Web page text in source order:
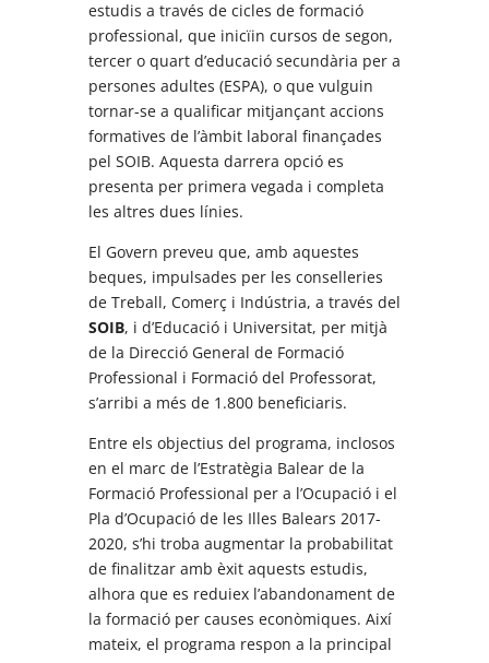
estudis a través de cicles de formació
professional, que inicïin cursos de segon,
tercer o quart d’educació secundària per a
persones adultes (ESPA), o que vulguin
tornar-se a qualificar mitjançant accions
formatives de l’àmbit laboral finançades
pel SOIB. Aquesta darrera opció es
presenta per primera vegada i completa
les altres dues línies.
El Govern preveu que, amb aquestes
beques, impulsades per les conselleries
de Treball, Comerç i Indústria, a través del
SOIB, i d’Educació i Universitat, per mitjà
de la Direcció General de Formació
Professional i Formació del Professorat,
s’arribi a més de 1.800 beneficiaris.
Entre els objectius del programa, inclosos
en el marc de l’Estratègia Balear de la
Formació Professional per a l’Ocupació i el
Pla d’Ocupació de les Illes Balears 2017-
2020, s’hi troba augmentar la probabilitat
de finalitzar amb èxit aquests estudis,
alhora que es reduiex l’abandonament de
la formació per causes econòmiques. Així
mateix, el programa respon a la principal